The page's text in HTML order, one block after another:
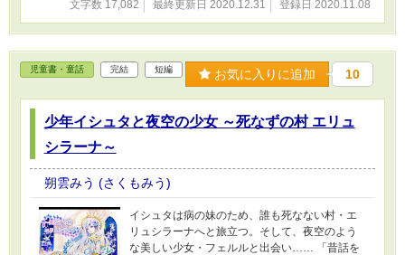
文字数 17,082 最終更新日 2020.12.31 登録日 2020.11.08
児童書・童話 完結 短編 お気に入りに追加 10
少年イシュタと夜空の少女 ～死なずの村 エリュ
シラーナ～
朔雲みう (さくもみう)
イシュタは病の妹のため、誰も死なない村・エ
リュシラーナへと旅立つ。そして、夜空のよう
な美しい少女・フェルルと出会い…… 「昔話を